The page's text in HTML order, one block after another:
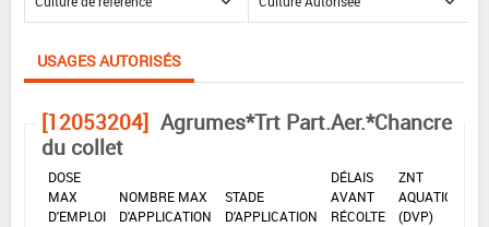
USAGES AUTORISÉS
[12053204] Agrumes*Trt Part.Aer.*Chancre
du collet
DOSE
MAX
D'EMPLOI
NOMBRE MAX
D'APPLICATION
STADE
D'APPLICATION
DÉLAIS
AVANT
RÉCOLTE
ZNT
AQUATIQUE
(DVP)